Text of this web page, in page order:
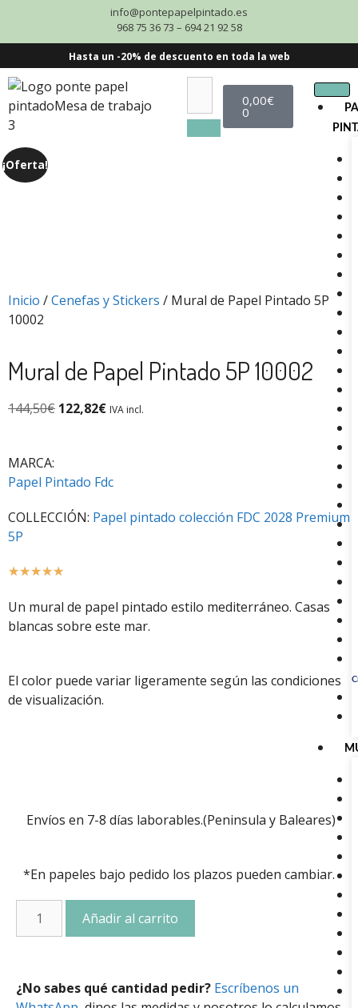
info@pontepapelpintado.es
968 75 36 73 – 694 21 92 58
Hasta un -20% de descuento en toda la web
0,00€
0
¡Oferta!
Inicio /Cenefas y Stickers / Mural de Papel Pintado 5P
10002
Mural de Papel Pintado 5P 10002
144,50€ 122,82€ IVA incl.
MARCA:
Papel Pintado Fdc
COLLECCIÓN: Papel pintado colección FDC 2028 Premium
5P
☆☆☆☆☆
Un mural de papel pintado estilo mediterráneo. Casas
blancas sobre este mar.
El color puede variar ligeramente según las condiciones
de visualización.
Envíos en 7-8 días laborables.(Peninsula y Baleares)
*En papeles bajo pedido los plazos pueden cambiar.
Añadir al carrito
¿No sabes qué cantidad pedir? Escríbenos un